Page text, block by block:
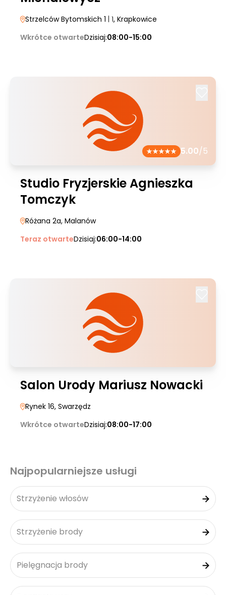
Strzelców Bytomskich 1 | 1, Krapkowice
Wkrótce otwarteDzisiaj:08:00-15:00
5.00/5
Studio Fryzjerskie Agnieszka
Tomczyk
Różana 2a, Malanów
Teraz otwarteDzisiaj:06:00-14:00
Salon Urody Mariusz Nowacki
Rynek 16, Swarzędz
Wkrótce otwarteDzisiaj:08:00-17:00
Najpopularniejsze usługi
Strzyżenie włosów
Strzyżenie brody
Pielęgnacja brody